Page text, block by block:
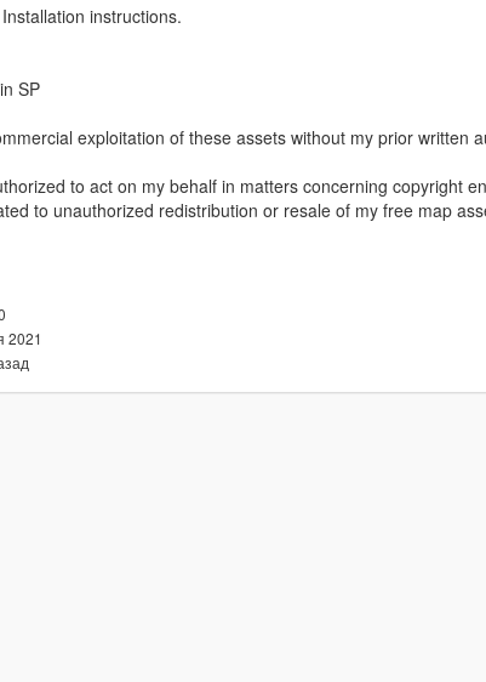
instructions.
SP
exploitation of these assets without my prior written
to act on my behalf in matters concerning copyright
to unauthorized redistribution or resale of my free map
2021